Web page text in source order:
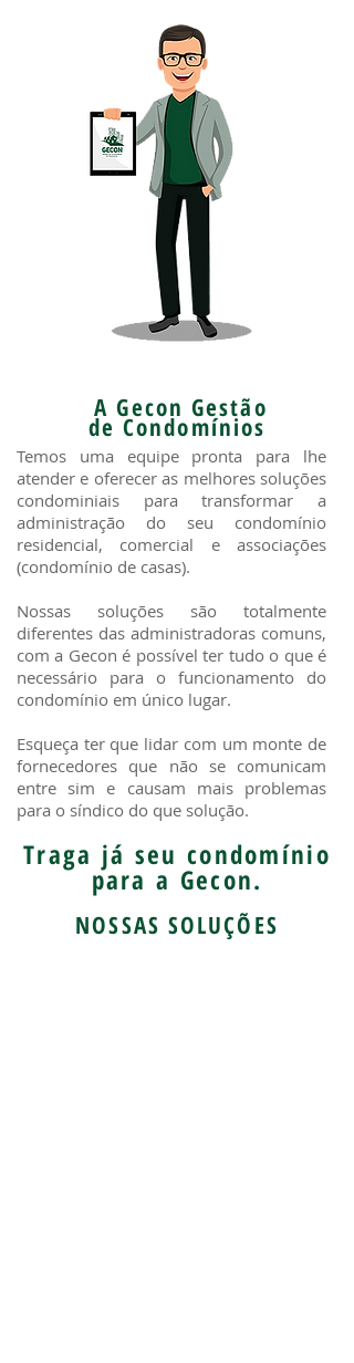
A Gecon Gestão
de Condomínios
Temos uma equipe pronta para lhe
atender e oferecer as melhores soluções
condominiais para transformar a
administração do seu condomínio
residencial, comercial e associações
(condomínio de casas).
Nossas soluções são totalmente
diferentes das administradoras comuns,
com a Gecon é possível ter tudo o que é
necessário para o funcionamento do
condomínio em único lugar.
Esqueça ter que lidar com um monte de
fornecedores que não se comunicam
entre sim e causam mais problemas
para o síndico do que solução.
Traga já seu condomínio
para a Gecon.
NOSSAS SOLUÇÕES